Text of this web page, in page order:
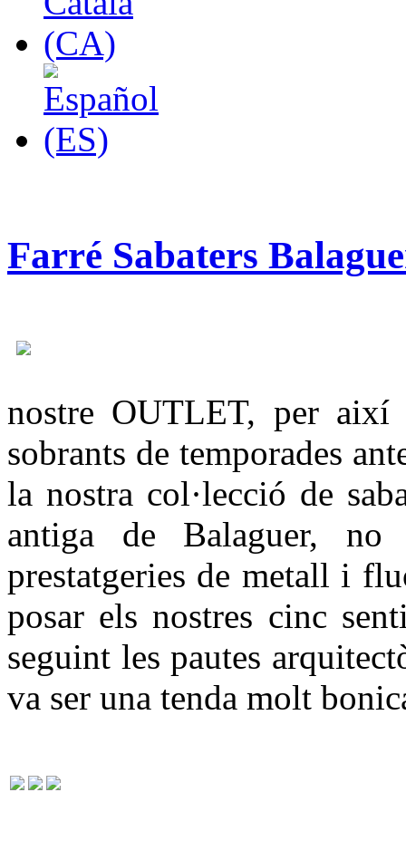
Farré Sabaters
nostre OUTLET, per així
sobrants de temporades
la nostra col·lecció de
antiga de Balaguer,
prestatgeries de metall i
posar els nostres cinc
seguint les pautes
va ser una tenda molt